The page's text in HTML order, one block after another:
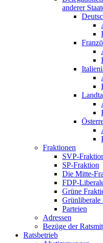
anderer
Fraktionen
SVP-
SP-Fraktion
Die Mitte-
FDP-
Grüne
Grünliberale
Parteien
Adressen
Bezüge der
Ratsbetrieb